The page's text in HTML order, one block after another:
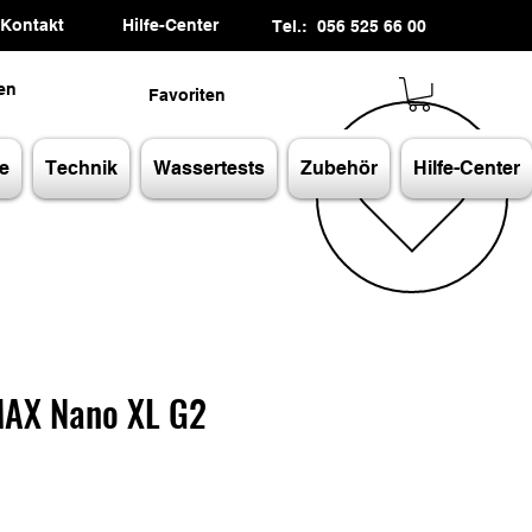
Kontakt Hilfe-Center Tel.: 056 525 66 00
Favoriten
Technik Wassertests Zubehör Hilfe-Center
Nano XL G2